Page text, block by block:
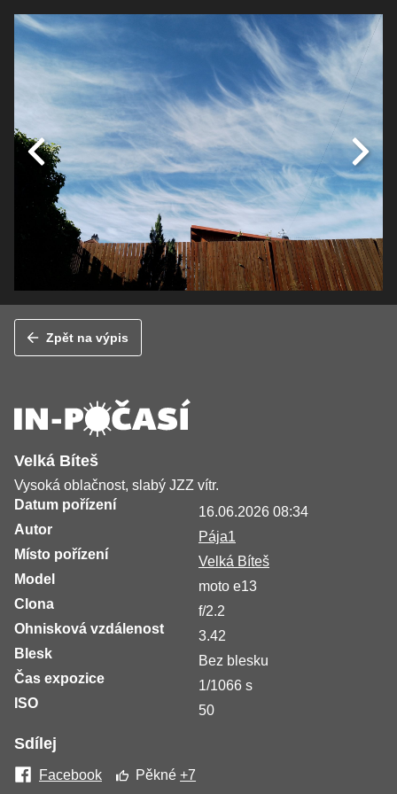
Zpět na výpis
Velká Bíteš
Vysoká oblačnost, slabý JZZ vítr.
Datum pořízení
16.06.2026 08:34
Autor
Pája1
Místo pořízení
Velká Bíteš
Model
moto e13
Clona
f/2.2
Ohnisková vzdálenost
3.42
Blesk
Bez blesku
Čas expozice
1/1066 s
ISO
50
Sdílej
Facebook Pěkné+7